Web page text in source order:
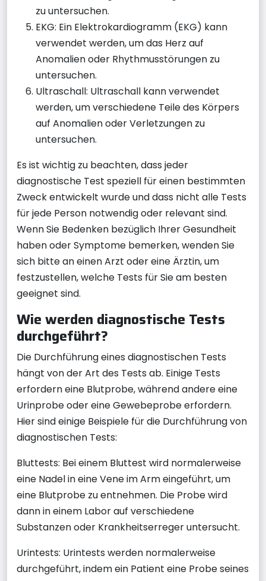
zu untersuchen.
EKG: Ein Elektrokardiogramm (EKG) kann
verwendet werden, um das Herz auf
Anomalien oder Rhythmusstörungen zu
untersuchen.
Ultraschall: Ultraschall kann verwendet
werden, um verschiedene Teile des Körpers
auf Anomalien oder Verletzungen zu
untersuchen.
Es ist wichtig zu beachten, dass jeder
diagnostische Test speziell für einen bestimmten
Zweck entwickelt wurde und dass nicht alle Tests
für jede Person notwendig oder relevant sind.
Wenn Sie Bedenken bezüglich Ihrer Gesundheit
haben oder Symptome bemerken, wenden Sie
sich bitte an einen Arzt oder eine Ärztin, um
festzustellen, welche Tests für Sie am besten
geeignet sind.
Wie werden diagnostische Tests
durchgeführt?
Die Durchführung eines diagnostischen Tests
hängt von der Art des Tests ab. Einige Tests
erfordern eine Blutprobe, während andere eine
Urinprobe oder eine Gewebeprobe erfordern.
Hier sind einige Beispiele für die Durchführung von
diagnostischen Tests:
Bluttests: Bei einem Bluttest wird normalerweise
eine Nadel in eine Vene im Arm eingeführt, um
eine Blutprobe zu entnehmen. Die Probe wird
dann in einem Labor auf verschiedene
Substanzen oder Krankheitserreger untersucht.
Urintests: Urintests werden normalerweise
durchgeführt, indem ein Patient eine Probe seines